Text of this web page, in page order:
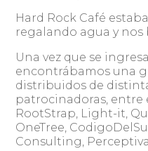
Hard Rock Café
regalando agua y nos
Una vez que se
encontrábamos una
distribuidos de
patrocinadoras, entre
RootStrap, Light-it,
OneTree,
Consulting,